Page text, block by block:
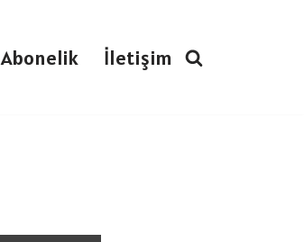
Abonelik İletişim